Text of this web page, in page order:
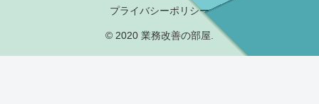
プライバシーポリシー
© 2020 業務改善の部屋.